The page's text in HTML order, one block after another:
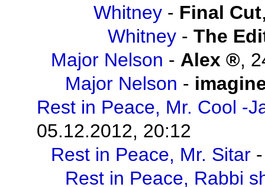
Whitney - Final Cut
Whitney - The
Major Nelson - Alex ,
Major Nelson -
Rest in Peace, Mr. Cool -
05.12.2012, 20:12
Rest in Peace, Mr. Sitar
Rest in Peace, Rabbi